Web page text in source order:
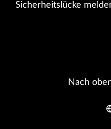
Sicherheitslücke
Nach